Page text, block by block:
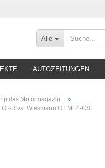
Alle
AUTOZEITUNGEN
das Motormagazin »
R vs. Wiesmann GT MF4-CS